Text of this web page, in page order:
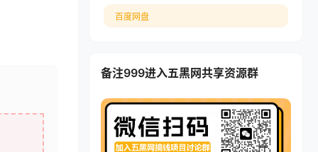
百度网盘
备注999进入五黑网共享资源群